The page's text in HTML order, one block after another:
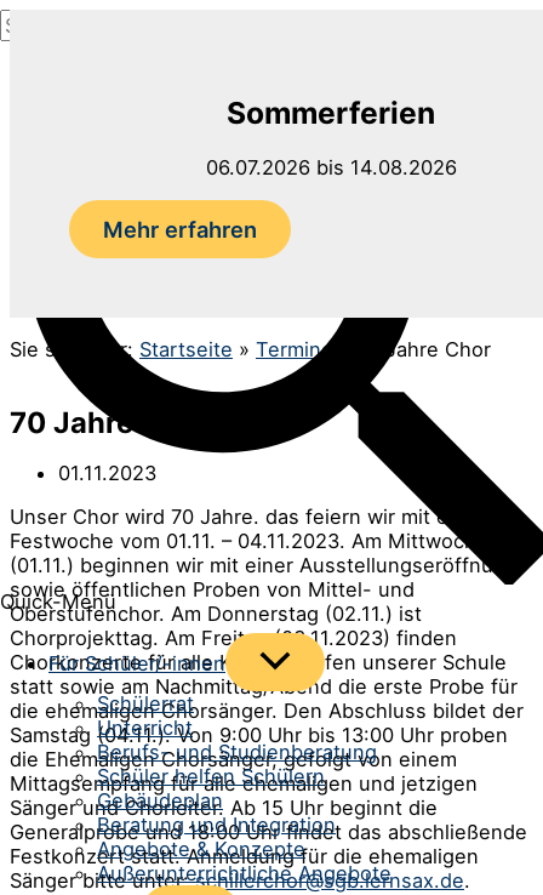
Zum
Inhalt
Suchen
nach:
Quick-Menü
Für Schüler/-innen
Menü
umschalten
Schülerrat
Unterricht
Berufs- und Studienberatung
Schüler helfen Schülern
Gebäudeplan
Beratung und Integration
Angebote & Konzepte
Außerunterrichtliche Angebote
Sommerferien
06.07.2026 bis 14.08.2026
Mehr erfahren
Sie sind hier: Startseite » Termine 70 Jahre Chor
70 Jahre Chor
01.11.2023
Unser Chor wird 70 Jahre. das feiern wir mit einer
Festwoche vom 01.11. – 04.11.2023. Am Mittwoch
(01.11.) beginnen wir mit einer Ausstellungseröffnung
sowie öffentlichen Proben von Mittel- und
Oberstufenchor. Am Donnerstag (02.11.) ist
Chorprojekttag. Am Freitag (03.11.2023) finden
Chorkonzerte für alle Klassenstufen unserer Schule
statt sowie am Nachmittag/Abend die erste Probe für
die ehemaligen Chorsänger. Den Abschluss bildet der
Samstag (04.11.). Von 9:00 Uhr bis 13:00 Uhr proben
die Ehemaligen Chorsänger, gefolgt von einem
Mittagsempfang für alle ehemaligen und jetzigen
Sänger und Chorleiter. Ab 15 Uhr beginnt die
Generalprobe und 18:00 Uhr findet das abschließende
Festkonzert statt. Anmeldung für die ehemaligen
Sänger bitte unter:schillerchor@sgb.lernsax.de.